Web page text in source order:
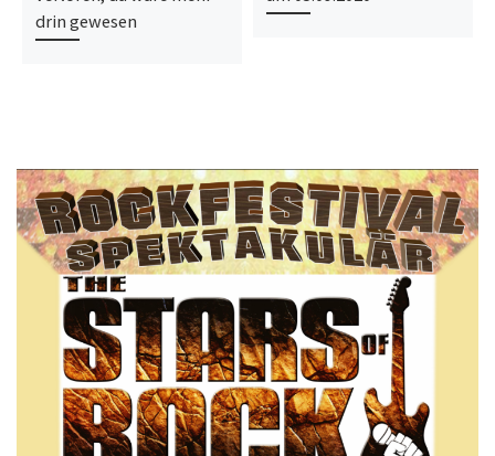
drin gewesen